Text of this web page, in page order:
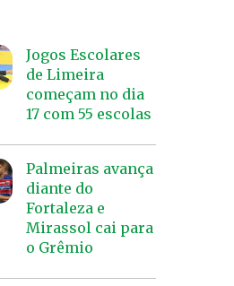
Jogos Escolares
de Limeira
começam no dia
17 com 55 escolas
Palmeiras avança
diante do
Fortaleza e
Mirassol cai para
o Grêmio